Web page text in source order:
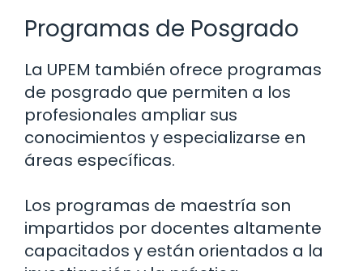
Programas de Posgrado
La UPEM también ofrece programas
de posgrado que permiten a los
profesionales ampliar sus
conocimientos y especializarse en
áreas específicas.
Los programas de maestría son
impartidos por docentes altamente
capacitados y están orientados a la